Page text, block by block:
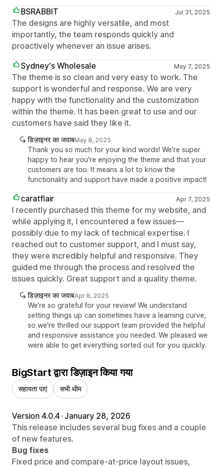
BSRABBIT Jul 31, 2025
The designs are highly versatile, and most
importantly, the team responds quickly and
proactively whenever an issue arises.
Sydney's Wholesale
May 7, 2025
The theme is so clean and very easy to work. The
support is wonderful and response. We are very
happy with the functionality and the customization
within the theme. It has been great to use and our
customers have said they like it.
डिज़ाइनर का जवाबMay 8, 2025
Thank you so much for your kind words! We're super
happy to hear you're enjoying the theme and that your
customers are too. It means a lot to know the
functionality and support have made a positive impact!
caratflair Apr 7, 2025
I recently purchased this theme for my website, and
while applying it, I encountered a few issues—
possibly due to my lack of technical expertise. I
reached out to customer support, and I must say,
they were incredibly helpful and responsive. They
guided me through the process and resolved the
issues quickly. Great support and a quality theme.
डिज़ाइनर का जवाबApr 8, 2025
We're so grateful for your review! We understand
setting things up can sometimes have a learning curve,
so we're thrilled our support team provided the helpful
and responsive assistance you needed. We pleased we
were able to get everything sorted out for you quickly.
BigStart द्वारा डिज़ाइन किया गया
सहायता पाएं सभी थीम
Version 4.0.4•January 28, 2026
This release includes several bug fixes and a couple
of new features.
Bug fixes
Fixed price and compare-at-price layout issues,